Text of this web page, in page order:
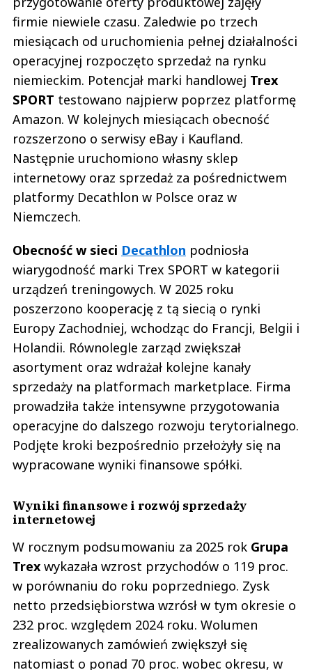
firmie niewiele czasu. Zaledwie po trzech
miesiącach od uruchomienia pełnej działalności
operacyjnej rozpoczęto sprzedaż na rynku
niemieckim. Potencjał marki handlowej Trex
SPORT testowano najpierw poprzez platformę
Amazon. W kolejnych miesiącach obecność
rozszerzono o serwisy eBay i Kaufland.
Następnie uruchomiono własny sklep
internetowy oraz sprzedaż za pośrednictwem
platformy Decathlon w Polsce oraz w
Niemczech.
Obecność w sieci Decathlon podniosła
wiarygodność marki Trex SPORT w kategorii
urządzeń treningowych. W 2025 roku
poszerzono kooperację z tą siecią o rynki
Europy Zachodniej, wchodząc do Francji, Belgii i
Holandii. Równolegle zarząd zwiększał
asortyment oraz wdrażał kolejne kanały
sprzedaży na platformach marketplace. Firma
prowadziła także intensywne przygotowania
operacyjne do dalszego rozwoju terytorialnego.
Podjęte kroki bezpośrednio przełożyły się na
wypracowane wyniki finansowe spółki.
Wyniki finansowe i rozwój sprzedaży
internetowej
W rocznym podsumowaniu za 2025 rok Grupa
Trex wykazała wzrost przychodów o 119 proc.
w porównaniu do roku poprzedniego. Zysk
netto przedsiębiorstwa wzrósł w tym okresie o
232 proc. względem 2024 roku. Wolumen
zrealizowanych zamówień zwiększył się
natomiast o ponad 70 proc. wobec okresu, w